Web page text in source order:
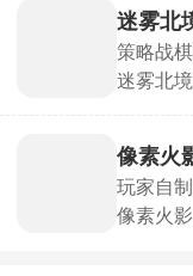
星之间
牲畜、
双手创
品、酿
迷雾北
策略战棋
迷雾北
将你带
化身勇
园、抵
座随机
像素火
玩家自制
像素火